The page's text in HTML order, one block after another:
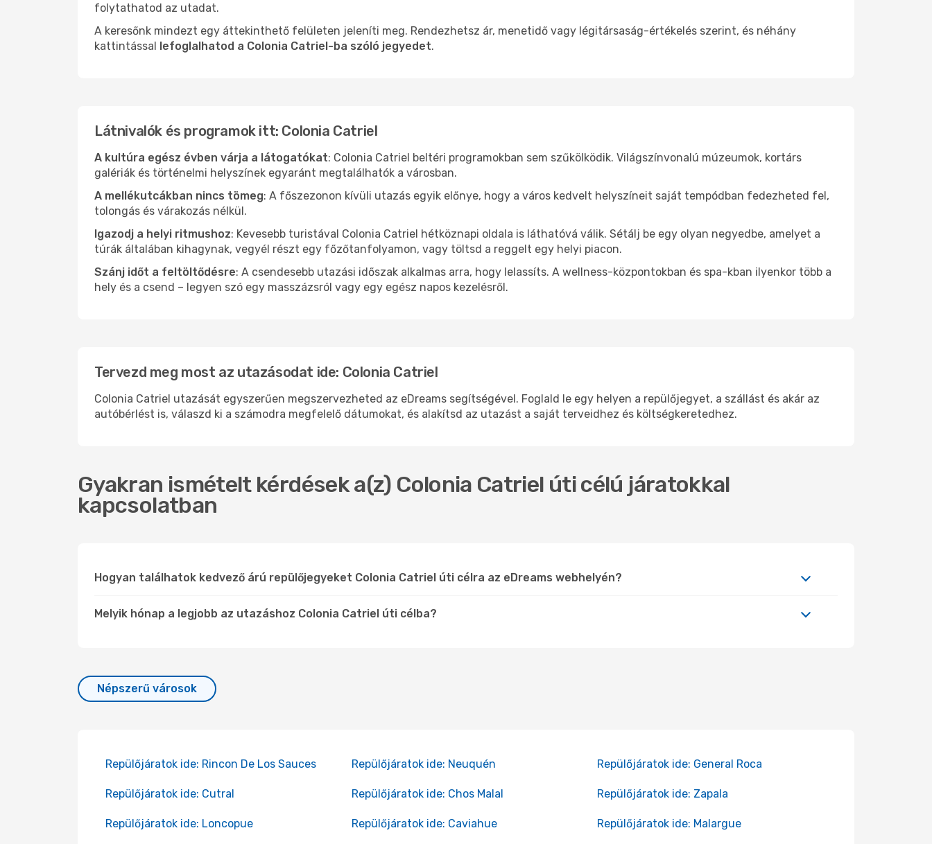
folytathatod az utadat.
A keresőnk mindezt egy áttekinthető felületen jeleníti meg. Rendezhetsz ár, menetidő vagy légitársaság-értékelés szerint, és néhány
kattintással lefoglalhatod a Colonia Catriel-ba szóló jegyedet.
Látnivalók és programok itt: Colonia Catriel
A kultúra egész évben várja a látogatókat: Colonia Catriel beltéri programokban sem szűkölködik. Világszínvonalú múzeumok, kortárs
galériák és történelmi helyszínek egyaránt megtalálhatók a városban.
A mellékutcákban nincs tömeg: A főszezonon kívüli utazás egyik előnye, hogy a város kedvelt helyszíneit saját tempódban fedezheted fel,
tolongás és várakozás nélkül.
Igazodj a helyi ritmushoz: Kevesebb turistával Colonia Catriel hétköznapi oldala is láthatóvá válik. Sétálj be egy olyan negyedbe, amelyet a
túrák általában kihagynak, vegyél részt egy főzőtanfolyamon, vagy töltsd a reggelt egy helyi piacon.
Szánj időt a feltöltődésre: A csendesebb utazási időszak alkalmas arra, hogy lelassíts. A wellness-központokban és spa-kban ilyenkor több a
hely és a csend – legyen szó egy masszázsról vagy egy egész napos kezelésről.
Tervezd meg most az utazásodat ide: Colonia Catriel
Colonia Catriel utazását egyszerűen megszervezheted az eDreams segítségével. Foglald le egy helyen a repülőjegyet, a szállást és akár az
autóbérlést is, válaszd ki a számodra megfelelő dátumokat, és alakítsd az utazást a saját terveidhez és költségkeretedhez.
Gyakran ismételt kérdések a(z) Colonia Catriel úti célú járatokkal
kapcsolatban
Hogyan találhatok kedvező árú repülőjegyeket Colonia Catriel úti célra az eDreams webhelyén?
Melyik hónap a legjobb az utazáshoz Colonia Catriel úti célba?
Népszerű városok
Repülőjáratok ide: Rincon De Los Sauces Repülőjáratok ide: Neuquén Repülőjáratok ide: General Roca
Repülőjáratok ide: Cutral Repülőjáratok ide: Chos Malal Repülőjáratok ide: Zapala
Repülőjáratok ide: Loncopue Repülőjáratok ide: Caviahue Repülőjáratok ide: Malargue